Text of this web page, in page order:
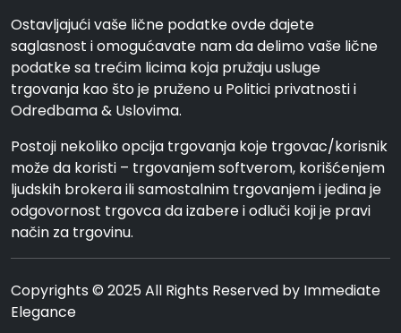
Ostavljajući vaše lične podatke ovde dajete
saglasnost i omogućavate nam da delimo vaše lične
podatke sa trećim licima koja pružaju usluge
trgovanja kao što je pruženo u Politici privatnosti i
Odredbama & Uslovima.
Postoji nekoliko opcija trgovanja koje trgovac/korisnik
može da koristi – trgovanjem softverom, korišćenjem
ljudskih brokera ili samostalnim trgovanjem i jedina je
odgovornost trgovca da izabere i odluči koji je pravi
način za trgovinu.
Copyrights © 2025 All Rights Reserved by Immediate
Elegance